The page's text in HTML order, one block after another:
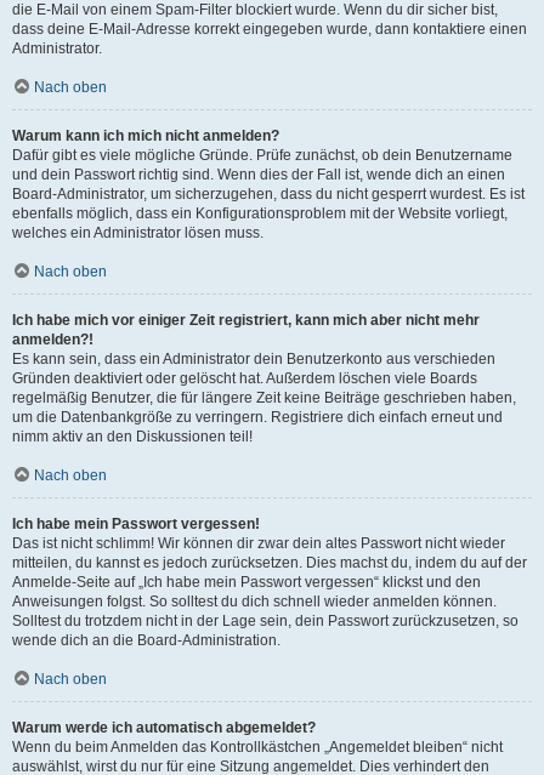
die E-Mail von einem Spam-Filter blockiert wurde. Wenn du dir sicher bist,
dass deine E-Mail-Adresse korrekt eingegeben wurde, dann kontaktiere einen
Administrator.
Nach oben
Warum kann ich mich nicht anmelden?
Dafür gibt es viele mögliche Gründe. Prüfe zunächst, ob dein Benutzername
und dein Passwort richtig sind. Wenn dies der Fall ist, wende dich an einen
Board-Administrator, um sicherzugehen, dass du nicht gesperrt wurdest. Es ist
ebenfalls möglich, dass ein Konfigurationsproblem mit der Website vorliegt,
welches ein Administrator lösen muss.
Nach oben
Ich habe mich vor einiger Zeit registriert, kann mich aber nicht mehr
anmelden?!
Es kann sein, dass ein Administrator dein Benutzerkonto aus verschieden
Gründen deaktiviert oder gelöscht hat. Außerdem löschen viele Boards
regelmäßig Benutzer, die für längere Zeit keine Beiträge geschrieben haben,
um die Datenbankgröße zu verringern. Registriere dich einfach erneut und
nimm aktiv an den Diskussionen teil!
Nach oben
Ich habe mein Passwort vergessen!
Das ist nicht schlimm! Wir können dir zwar dein altes Passwort nicht wieder
mitteilen, du kannst es jedoch zurücksetzen. Dies machst du, indem du auf der
Anmelde-Seite auf „Ich habe mein Passwort vergessen“ klickst und den
Anweisungen folgst. So solltest du dich schnell wieder anmelden können.
Solltest du trotzdem nicht in der Lage sein, dein Passwort zurückzusetzen, so
wende dich an die Board-Administration.
Nach oben
Warum werde ich automatisch abgemeldet?
Wenn du beim Anmelden das Kontrollkästchen „Angemeldet bleiben“ nicht
auswählst, wirst du nur für eine Sitzung angemeldet. Dies verhindert den